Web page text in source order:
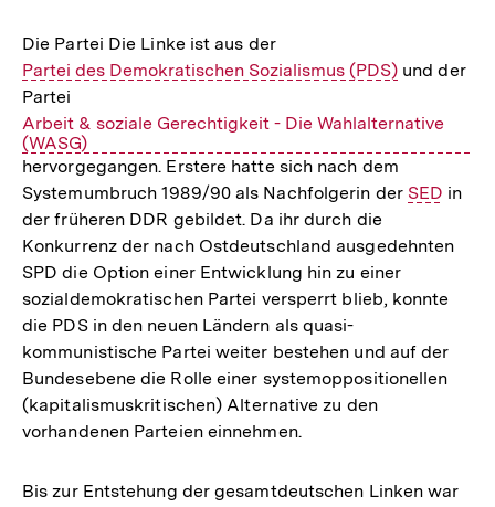
Die Partei Die Linke ist aus der
Partei des Demokratischen Sozialismus (PDS)
(Begriffserklärung)
und der
Partei
Arbeit & soziale Gerechtigkeit - Die Wahlalternative
(WASG)
hervorgegangen. Erstere hatte sich nach dem
Systemumbruch 1989/90 als Nachfolgerin der SED in
der früheren DDR gebildet. Da ihr durch die
Konkurrenz der nach Ostdeutschland ausgedehnten
SPD die Option einer Entwicklung hin zu einer
sozialdemokratischen Partei versperrt blieb, konnte
die PDS in den neuen Ländern als quasi-
kommunistische Partei weiter bestehen und auf der
Bundesebene die Rolle einer systemoppositionellen
(kapitalismuskritischen) Alternative zu den
vorhandenen Parteien einnehmen.
Bis zur Entstehung der gesamtdeutschen Linken war